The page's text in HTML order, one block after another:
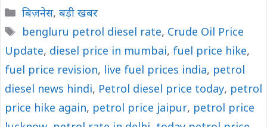
e
b
o
o
k
t
s
A
p
p
y
L
i
n
k
l
e
Categories
बिज़नेस, बड़ी खबर
Tags
bengluru petrol diesel rate, Crude Oil Price
Update, diesel price in mumbai, fuel price hike,
fuel price revision, live fuel prices india, petrol
diesel news hindi, Petrol diesel price today, petrol
price hike again, petrol price jaipur, petrol price